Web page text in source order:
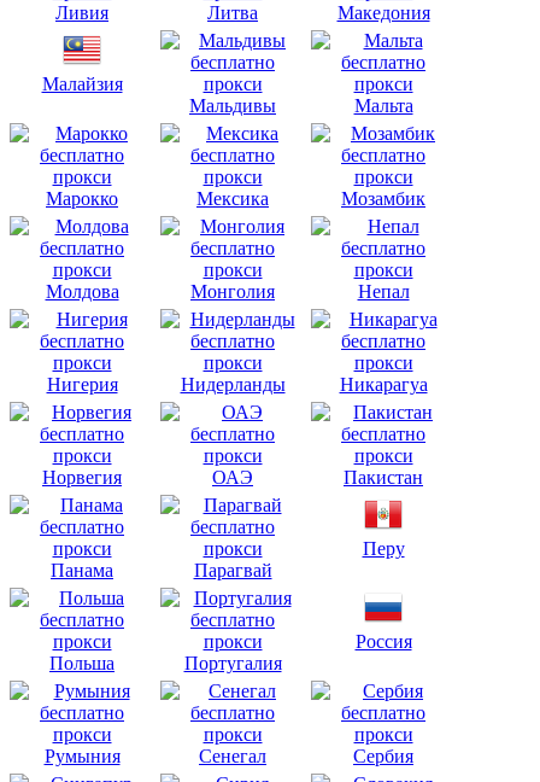
Ливия Литва Македония
Малайзия
Мальдивы
Мальта
Марокко Мексика Мозамбик
Молдова Монголия Непал
Нигерия Нидерланды Никарагуа
Норвегия ОАЭ Пакистан
Панама Парагвай
Перу
Польша Португалия
Россия
Румыния Сенегал Сербия